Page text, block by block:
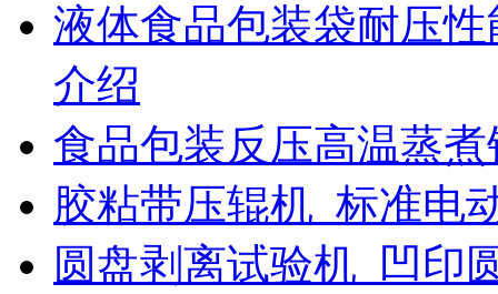
液体食品包装袋耐压
介绍
食品包装反压高温蒸
胶粘带压辊机_标准电
圆盘剥离试验机_凹印